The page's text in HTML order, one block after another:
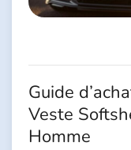
Guide
Veste
Homme